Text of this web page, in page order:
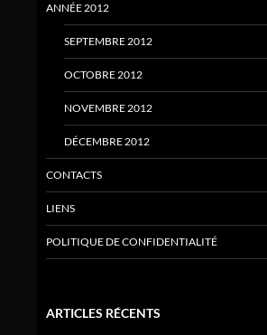
ANNÉE 2012
SEPTEMBRE 2012
OCTOBRE 2012
NOVEMBRE 2012
DÉCEMBRE 2012
CONTACTS
LIENS
POLITIQUE DE CONFIDENTIALITÉ
ARTICLES RÉCENTS